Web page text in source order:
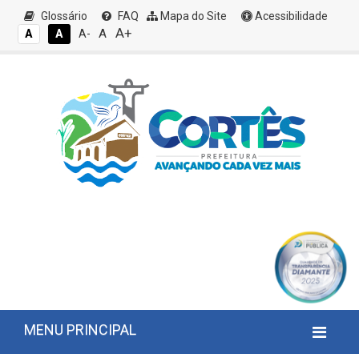
Glossário FAQ Mapa do Site
Acessibilidade
A
A A- A A+
MENU PRINCIPAL